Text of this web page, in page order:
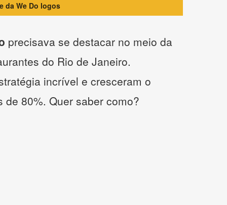
da We Do logos
precisava se destacar no meio da
do Rio de Janeiro.
incrível e cresceram o
de 80%. Quer saber como?